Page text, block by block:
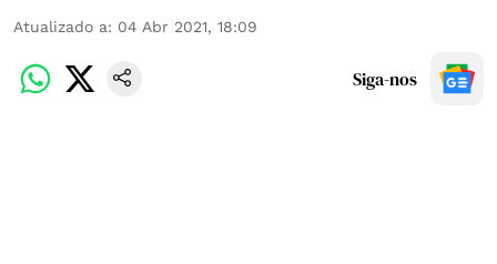
Atualizado a: 04 Abr 2021, 18:09
Siga-nos